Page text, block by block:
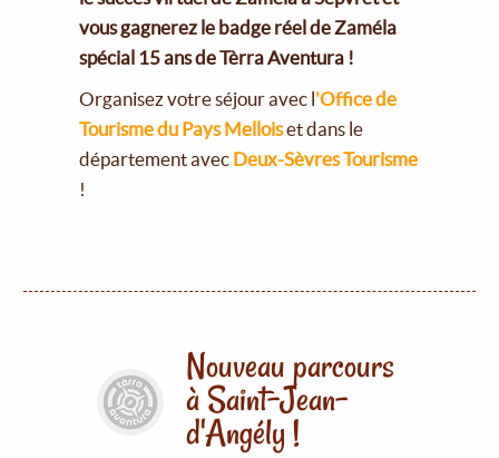
vous gagnerez le badge réel de Zaméla
spécial 15 ans de Tèrra Aventura !
Organisez votre séjour avec l'Office de
Tourisme du Pays Melloiset dans le
département avec Deux-Sèvres Tourisme
!
Nouveau parcours
à Saint-Jean-
d'Angély !